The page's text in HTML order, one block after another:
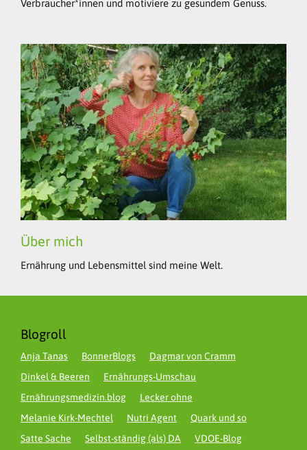
Verbraucher*innen und motiviere zu gesundem Genuss.
Über mich
Ernährung und Lebensmittel sind meine Welt.
Blogroll
Anja Tanas BonnerBlogs
Dagmar von Cramm
Dinkel & Beeren
Ernährungs-Umschau
Ernährungsmedizin.blog
Lecker ohne
Melanie Kirk-Mechtel
Nutri Agent
Quark und so
Satte Sache
Selbst-ständig (als) DA
VDOE-Blog